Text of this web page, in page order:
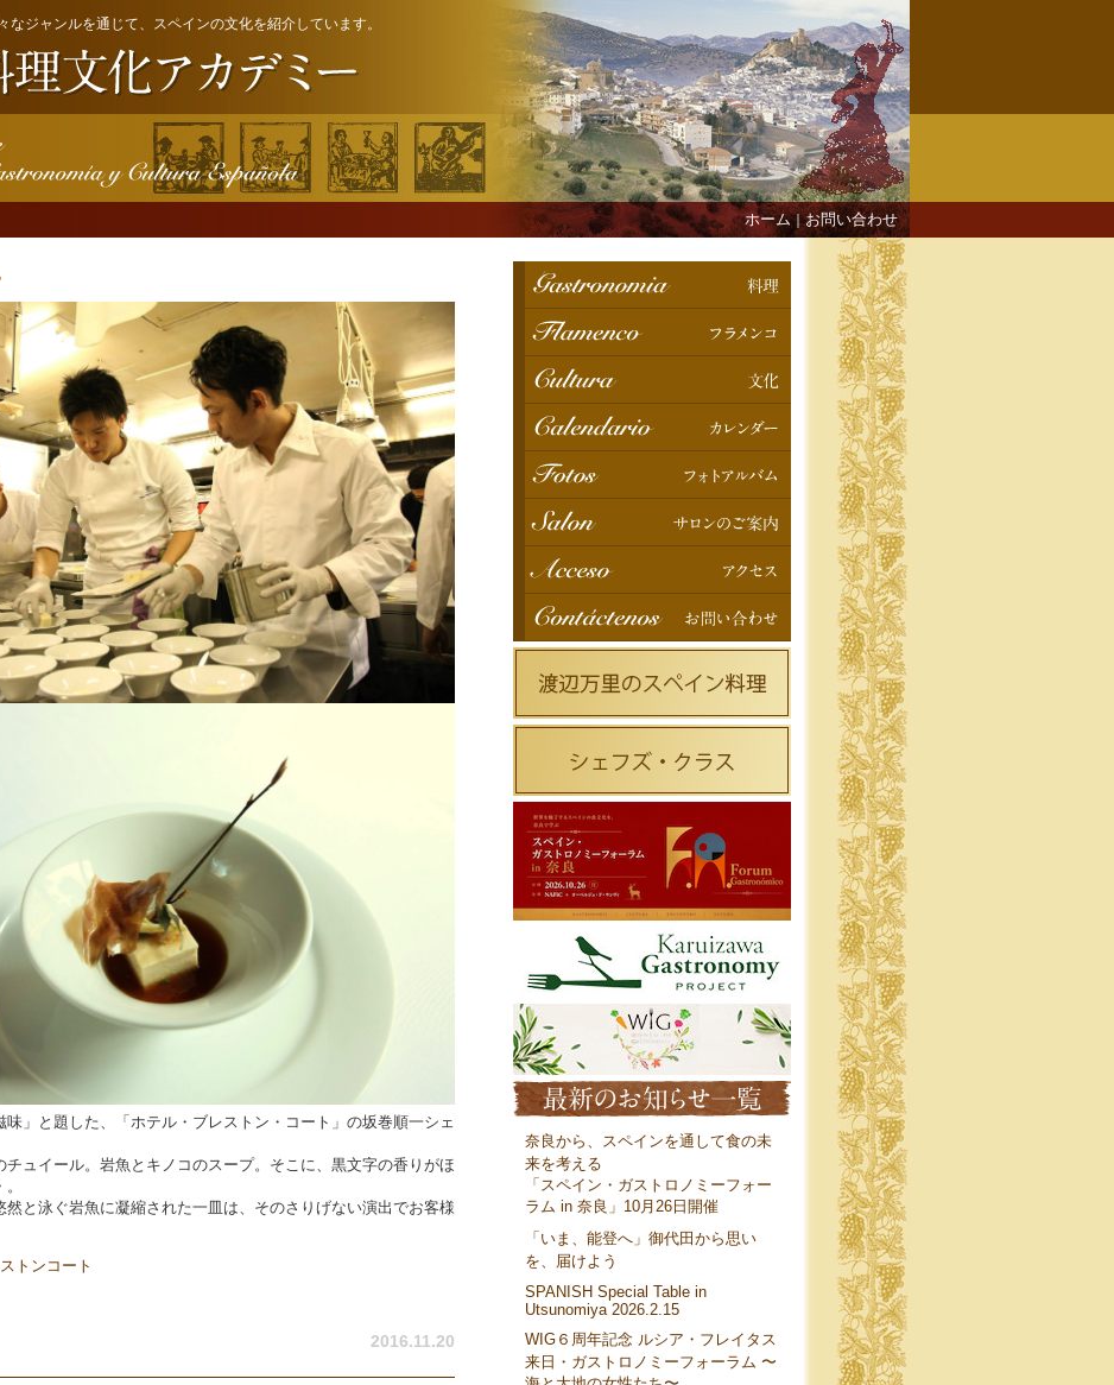
なジャンルを通じて、スペインの文化を紹介しています。
ホーム｜お問い合わせ
味」と題した、「ホテル・ブレストン・コート」の坂巻順一シェ
チュイール。岩魚とキノコのスープ。そこに、黒文字の香りがほ
然と泳ぐ岩魚に凝縮された一皿は、そのさりげない演出でお客様
トンコート
2016.11.20
奈良から、スペインを通して食の未
来を考える
「スペイン・ガストロノミーフォー
ラム in 奈良」10月26日開催
「いま、能登へ」御代田から思い
を、届けよう
SPANISH Special Table in
Utsunomiya 2026.2.15
WIG６周年記念 ルシア・フレイタス
来日・ガストロノミーフォーラム 〜